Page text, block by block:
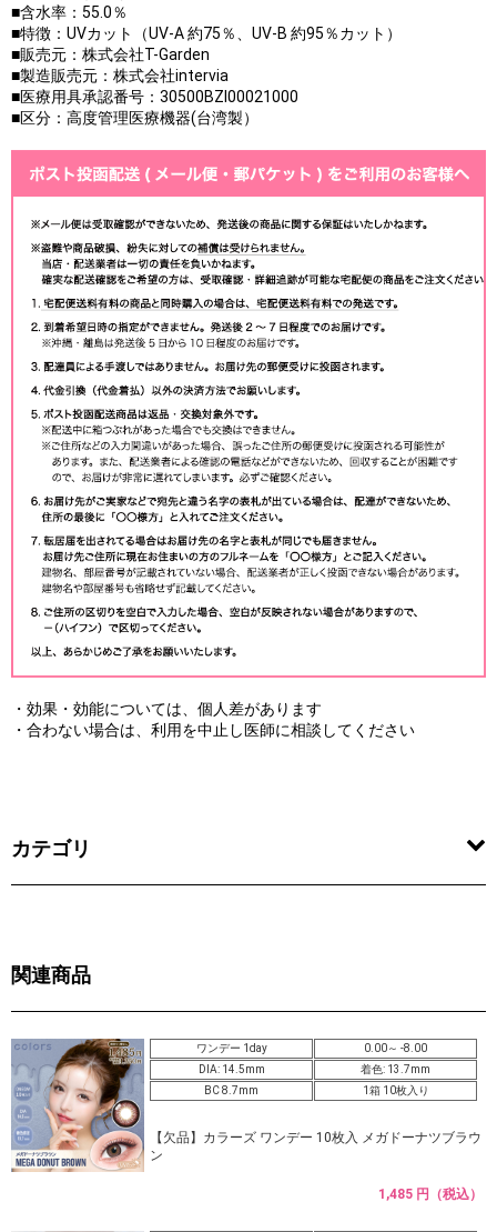
■含水率：55.0％
■特徴：UVカット（UV-A 約75％、UV-B 約95％カット）
■販売元：株式会社T-Garden
■製造販売元：株式会社intervia
■医療用具承認番号：30500BZI00021000
■区分：高度管理医療機器(台湾製）
・効果・効能については、個人差があります
・合わない場合は、利用を中止し医師に相談してください
カテゴリ
関連商品
ワンデー 1day
0.00～ -8.00
DIA: 14.5mm
着色: 13.7mm
BC 8.7mm
1箱 10枚入り
【欠品】カラーズ ワンデー 10枚入 メガドーナツブラウ
ン
1,485 円（税込）